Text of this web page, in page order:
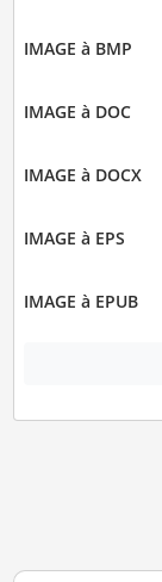
IMAGE à BMP
IMAGE à DOC
IMAGE à DOCX
IMAGE à EPS
IMAGE à EPUB